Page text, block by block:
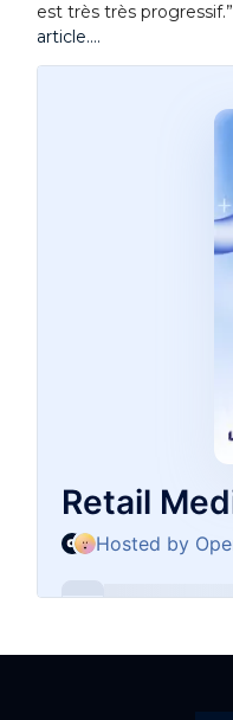
est très très progressif.”
article….